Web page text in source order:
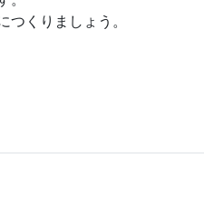
つくりましょう。